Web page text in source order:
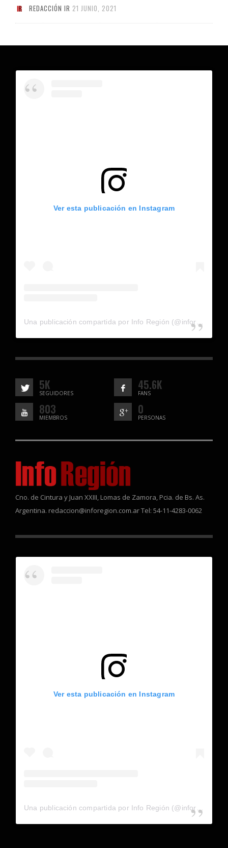
REDACCIÓN IR 21 JUNIO, 2021
Ver esta publicación en Instagram
5K
SEGUIDORES
45.6K
FANS
803
MIEMBROS
0
PERSONAS
Cno. de Cintura y Juan XXIII, Lomas de Zamora, Pcia. de Bs. As.
Argentina. redaccion@inforegion.com.ar Tel: 54-11-4283-0062
Ver esta publicación en Instagram
Una publicación compartida por Info Región (@inforegion_redes)